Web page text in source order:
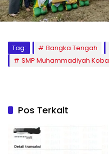
Tag: Bangka Tengah
SMP Muhammadiyah Koba
Pos Terkait